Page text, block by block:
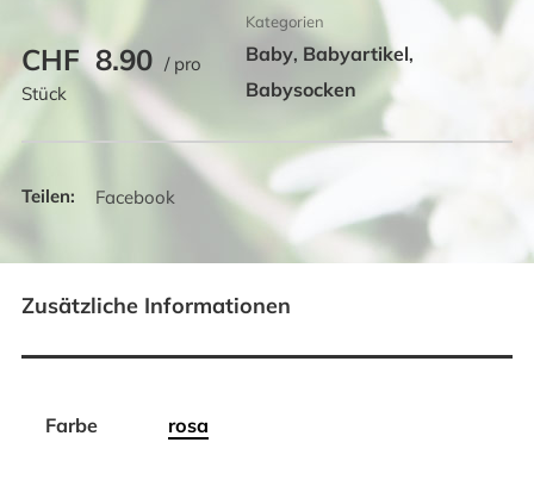
CHF 8.90 / pro
Stück
Kategorien
Baby, Babyartikel,
Babysocken
Facebook
Zusätzliche Informationen
Farbe rosa